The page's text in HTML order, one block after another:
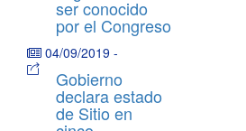
ser conocido
por el Congreso
04/09/2019 -
Gobierno
declara estado
de Sitio en